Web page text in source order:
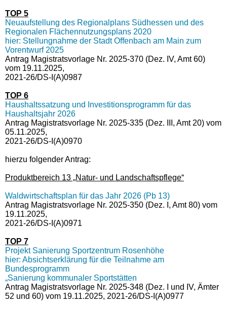
TOP 5
Neuaufstellung des Regionalplans Südhessen und des
Regionalen Flächennutzungsplans 2020
hier: Stellungnahme der Stadt Offenbach am Main zum
Vorentwurf 2025
Antrag Magistratsvorlage Nr. 2025-370 (Dez. IV, Amt 60)
vom 19.11.2025,
2021-26/DS-I(A)0987
TOP 6
Haushaltssatzung und Investitionsprogramm für das
Haushaltsjahr 2026
Antrag Magistratsvorlage Nr. 2025-335 (Dez. III, Amt 20) vom
05.11.2025,
2021-26/DS-I(A)0970
hierzu folgender Antrag:
Produktbereich 13 „Natur- und Landschaftspflege“
Waldwirtschaftsplan für das Jahr 2026 (Pb 13)
Antrag Magistratsvorlage Nr. 2025-350 (Dez. I, Amt 80) vom
19.11.2025,
2021-26/DS-I(A)0971
TOP 7
Projekt Sanierung Sportzentrum Rosenhöhe
hier: Absichtserklärung für die Teilnahme am
Bundesprogramm
„Sanierung kommunaler Sportstätten
Antrag Magistratsvorlage Nr. 2025-348 (Dez. I und IV, Ämter
52 und 60) vom 19.11.2025, 2021-26/DS-I(A)0977